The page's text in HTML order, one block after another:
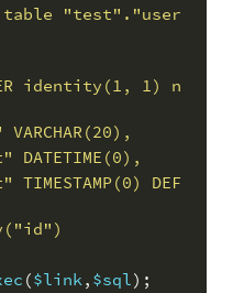
"test"."user
VARCHAR(20),
DATETIME(0),
($link, $sql);